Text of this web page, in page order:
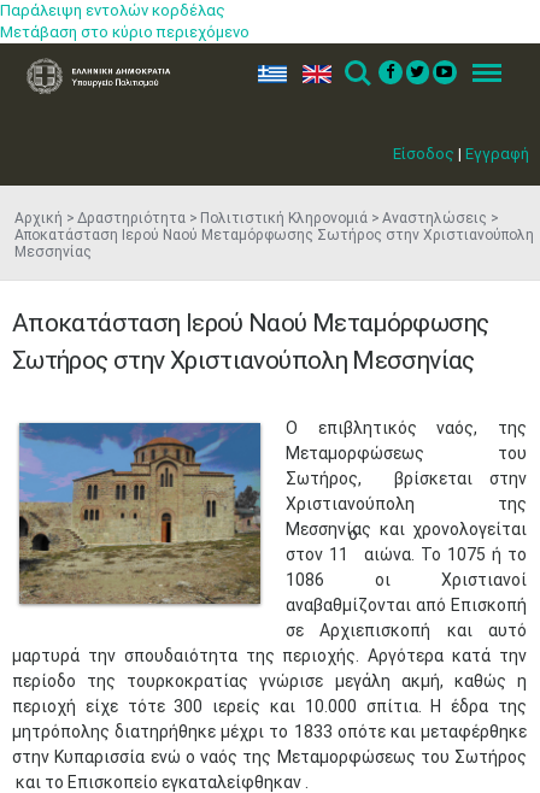
Παράλειψη εντολών κορδέλας
Μετάβαση στο κύριο περιεχόμενο
Είσοδος | Εγγραφή
ελ en Search Menu
Αρχική Δραστηριότητα Πολιτιστική Κληρονομιά
Αναστηλώσεις
Αποκατάσταση Ιερού Ναού Μεταμόρφωσης Σωτήρος στην Χριστιανούπολη
Μεσσηνίας
Αποκατάσταση Ιερού Ναού Μεταμόρφωσης
Σωτήρος στην Χριστιανούπολη Μεσσηνίας
​Ο επιβλητικός ναός, της
Μεταμορφώσεως του
Σωτήρος, βρίσκεται στην
Χριστιανούπολη της
Μεσσηνίας και χρονολογείται
στον 11
ο
αιώνα. Το 1075 ή το
1086 οι Χριστιανοί
αναβαθμίζονται από Επισκοπή
σε Αρχιεπισκοπή και αυτό
μαρτυρά την σπουδαιότητα της περιοχής. Αργότερα κατά την
περίοδο της τουρκοκρατίας γνώρισε μεγάλη ακμή, καθώς η
περιοχή είχε τότε 300 ιερείς και 10.000 σπίτια. Η έδρα της
μητρόπολης διατηρήθηκε μέχρι το 1833 οπότε και μεταφέρθηκε
στην Κυπαρισσία ενώ ο ναός της Μεταμορφώσεως του Σωτήρος
και το Επισκοπείο εγκαταλείφθηκαν .